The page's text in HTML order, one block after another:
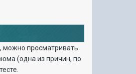
можно просматривать
(одна из причин, по